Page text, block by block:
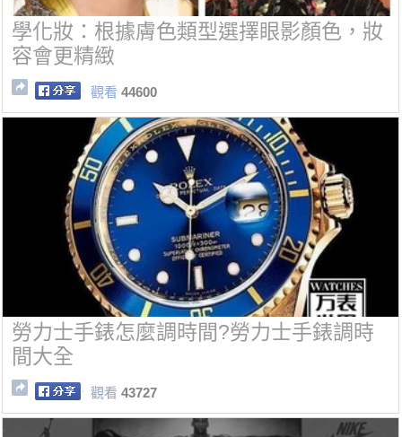
學化妝：根據膚色類型選擇眼影顏色，妝
容會更精緻
觀看 44600
勞力士手錶怎麼調時間?勞力士手錶調時
間大全
觀看 43727